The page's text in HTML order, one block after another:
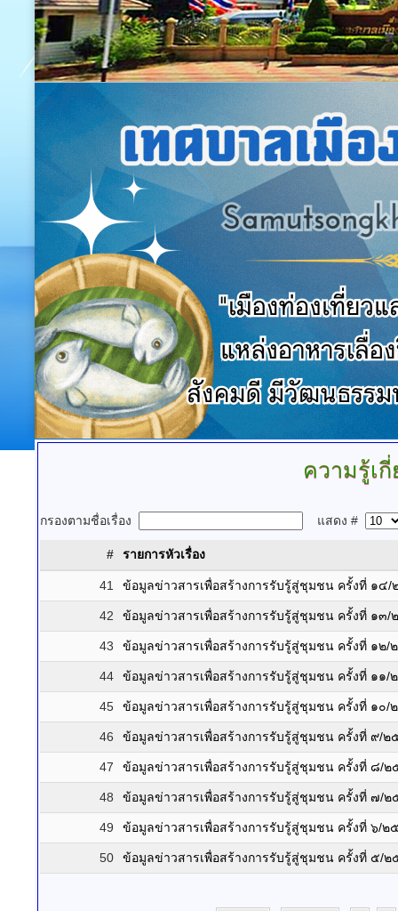
ความรู้เ
กรองตามชื่อเรื่อง แสดง #
# รายการหัวเรื่อง
41 ข้อมูลข่าวสารเพื่อสร้างการรับรู้สู่ชุมชน ครั้งที่ ๑๔
42 ข้อมูลข่าวสารเพื่อสร้างการรับรู้สู่ชุมชน ครั้งที่ ๑๓
43 ข้อมูลข่าวสารเพื่อสร้างการรับรู้สู่ชุมชน ครั้งที่ ๑๒/
44 ข้อมูลข่าวสารเพื่อสร้างการรับรู้สู่ชุมชน ครั้งที่ ๑๑/
45 ข้อมูลข่าวสารเพื่อสร้างการรับรู้สู่ชุมชน ครั้งที่ ๑๐/
46 ข้อมูลข่าวสารเพื่อสร้างการรับรู้สู่ชุมชน ครั้งที่ ๙/๒
47 ข้อมูลข่าวสารเพื่อสร้างการรับรู้สู่ชุมชน ครั้งที่ ๘/
48 ข้อมูลข่าวสารเพื่อสร้างการรับรู้สู่ชุมชน ครั้งที่ ๗/
49 ข้อมูลข่าวสารเพื่อสร้างการรับรู้สู่ชุมชน ครั้งที่ ๖/๒
50 ข้อมูลข่าวสารเพื่อสร้างการรับรู้สู่ชุมชน ครั้งที่ ๕/